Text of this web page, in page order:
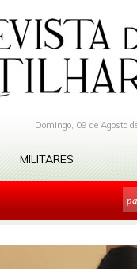
Domingo, 09 de Agosto
MILITARES